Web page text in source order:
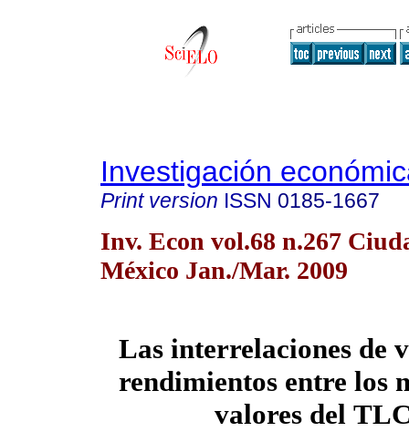
Investigación
Print version ISSN 0185-1667
Inv. Econ vol.68 n.267
México Jan./Mar. 2009
Las interrelaciones de
rendimientos entre los
valores del